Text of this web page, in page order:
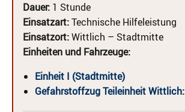
Dauer: 1 Stunde
Einsatzart:Technische Hilfeleistung
Einsatzort:Wittlich – Stadtmitte
Einheiten und Fahrzeuge:
Einheit I (Stadtmitte)
Gefahrstoffzug Teileinheit Wittlich: